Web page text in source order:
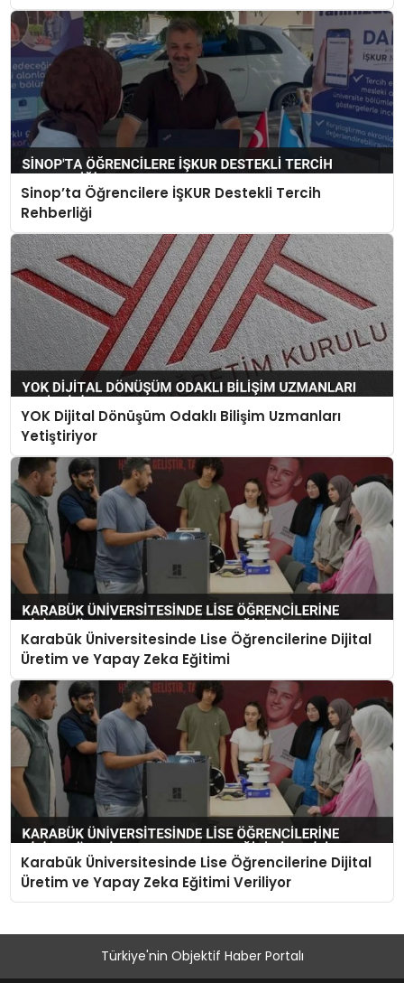
Sinop’ta Öğrencilere İŞKUR Destekli Tercih
Rehberliği
YOK Dijital Dönüşüm Odaklı Bilişim Uzmanları
Yetiştiriyor
Karabük Üniversitesinde Lise Öğrencilerine Dijital
Üretim ve Yapay Zeka Eğitimi
Karabük Üniversitesinde Lise Öğrencilerine Dijital
Üretim ve Yapay Zeka Eğitimi Veriliyor
Türkiye'nin Objektif Haber Portalı